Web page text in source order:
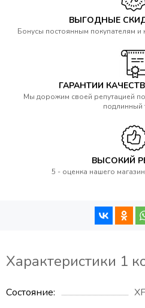
ВЫГОДНЫЕ
Бонусы постоянным покупателям и
ГАРАНТИИ
Мы дорожим своей репутацией
подлинный
ВЫСОКИЙ
5 - оценка нашего
Характеристики 1
Состояние XF